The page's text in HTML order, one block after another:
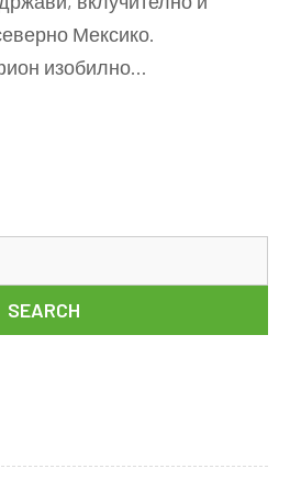
Мексико.
изобилно…